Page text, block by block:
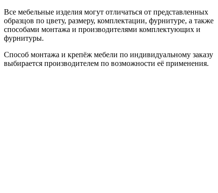
Все мебельные изделия могут отличаться от представленных
образцов по цвету, размеру, комплектации, фурнитуре, а также
способами монтажа и производителями комплектующих и
фурнитуры.
Способ монтажа и крепёж мебели по индивидуальному заказу
выбирается производителем по возможности её применения.